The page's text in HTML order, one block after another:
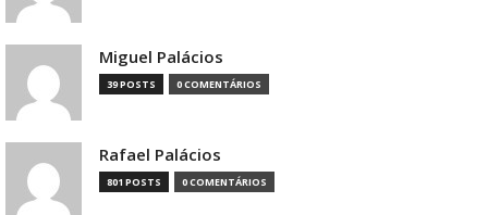
Miguel Palácios
39 POSTS 0 COMENTÁRIOS
Rafael Palácios
801 POSTS 0 COMENTÁRIOS